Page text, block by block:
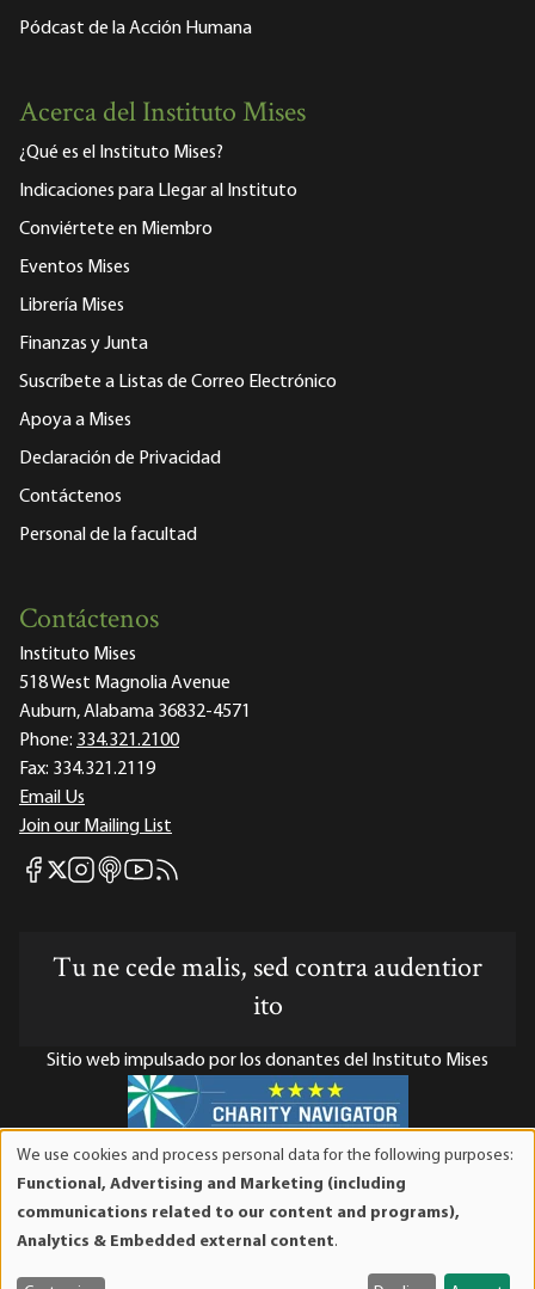
Pódcast de la Acción Humana
Acerca del Instituto Mises
¿Qué es el Instituto Mises?
Indicaciones para Llegar al Instituto
Conviértete en Miembro
Eventos Mises
Librería Mises
Finanzas y Junta
Suscríbete a Listas de Correo Electrónico
Apoya a Mises
Declaración de Privacidad
Contáctenos
Personal de la facultad
Contáctenos
Instituto Mises
518 West Magnolia Avenue
Auburn, Alabama 36832-4571
Phone: 334.321.2100
Fax: 334.321.2119
Email Us
Join our Mailing List
Mises Facebook
Mises X
Mises Instagram
Mises itunes
Mises Youtube
Mises RSS feed
Tu ne cede malis, sed contra audentior
ito
Sitio web impulsado por los donantes del Instituto Mises
El Instituto Mises es una organización sin fines de lucro 501(c)(3)
exenta de impuestos. Las contribuciones son deducibles de
impuestos en la máxima medida que lo permita la ley. ID Fiscal:
and
We use cookies and process personal data for the following purposes:
Functional, Advertising and Marketing (including
communications related to our content and programs),
Analytics & Embedded external content.